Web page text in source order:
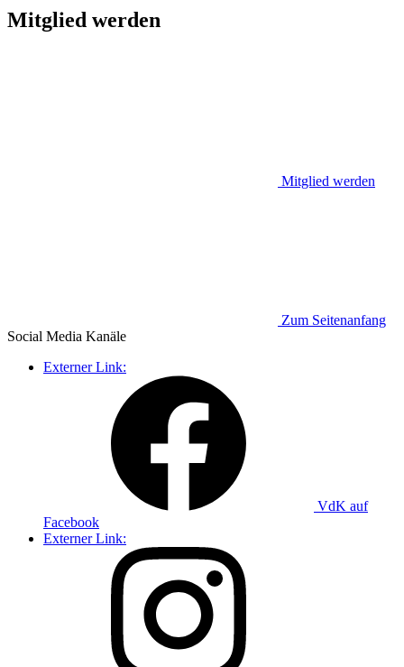
Mitglied werden
Mitglied werden
Zum Seitenanfang
Social Media Kanäle
Externer Link:
VdK auf
Facebook
Externer Link: